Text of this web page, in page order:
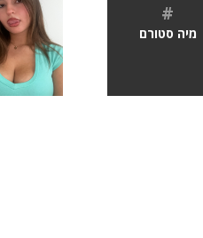
#
מיה סטורם